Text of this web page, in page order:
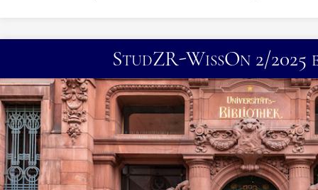
StudZR-WissOn 2/2025